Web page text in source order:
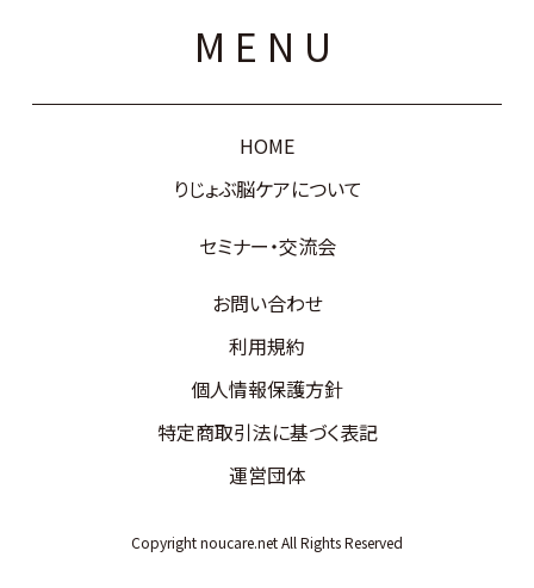
MENU
HOME
りじょぶ脳ケアについて
セミナー・交流会
お問い合わせ
利用規約
個人情報保護方針
特定商取引法に基づく表記
運営団体
Copyright noucare.net All Rights Reserved